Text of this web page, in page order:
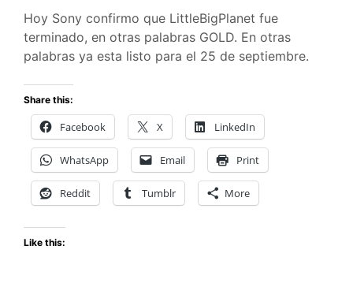
Hoy Sony confirmo que LittleBigPlanet fue
terminado, en otras palabras GOLD. En otras
palabras ya esta listo para el 25 de septiembre.
Share this:
Facebook X LinkedIn
WhatsApp Email Print
Reddit Tumblr More
Like this: